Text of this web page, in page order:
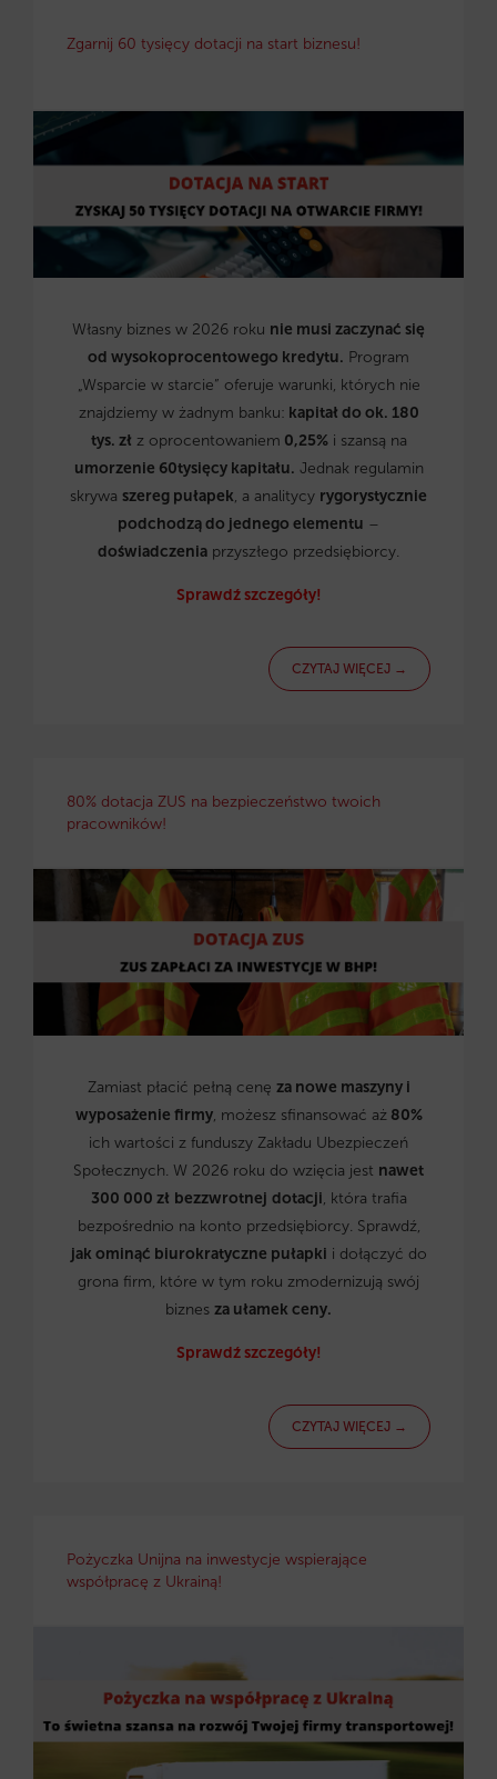
Zgarnij 60 tysięcy dotacji na start biznesu!
Własny biznes w 2026 roku nie musi zaczynać się
od wysokoprocentowego kredytu. Program
„Wsparcie w starcie” oferuje warunki, których nie
znajdziemy w żadnym banku: kapitał do ok. 180
tys. zł z oprocentowaniem 0,25%i szansą na
umorzenie 60tysięcy kapitału. Jednak regulamin
skrywa szereg pułapek, a analitycy rygorystycznie
podchodzą do jednego elementu –
doświadczenia przyszłego przedsiębiorcy.
Sprawdź szczegóły!
CZYTAJ WIĘCEJ →
80% dotacja ZUS na bezpieczeństwo twoich
pracowników!
Zamiast płacić pełną cenę za nowe maszyny i
wyposażenie firmy, możesz sfinansować aż80%
ich wartości z funduszy Zakładu Ubezpieczeń
Społecznych. W 2026 roku do wzięcia jest nawet
300 000 zł bezzwrotnej dotacji, która trafia
bezpośrednio na konto przedsiębiorcy. Sprawdź,
jak ominąć biurokratyczne pułapki i dołączyć do
grona firm, które w tym roku zmodernizują swój
biznes za ułamek ceny.
Sprawdź szczegóły!
CZYTAJ WIĘCEJ →
Pożyczka Unijna na inwestycje wspierające
współpracę z Ukrainą!